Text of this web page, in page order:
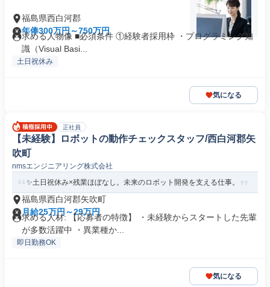
福島県西白河郡
年俸300万円～750万円
求める人物像 ■必須条件 ①経験者採用枠 ・プログラミング知
識（Visual Basi...
土日祝休み
気になる
正社員
【未経験】ロボットの動作チェックスタッフ/西白河郡矢
吹町
nmsエンジニアリング株式会社
✨土日祝休み×残業ほぼなし。未来のロボット開発を支える仕事。
福島県西白河郡矢吹町
月給25万円～29万円
求める人材: 【応募者の特徴】 ・未経験からスタートした先輩
が多数活躍中 ・異業種か...
即日勤務OK
気になる